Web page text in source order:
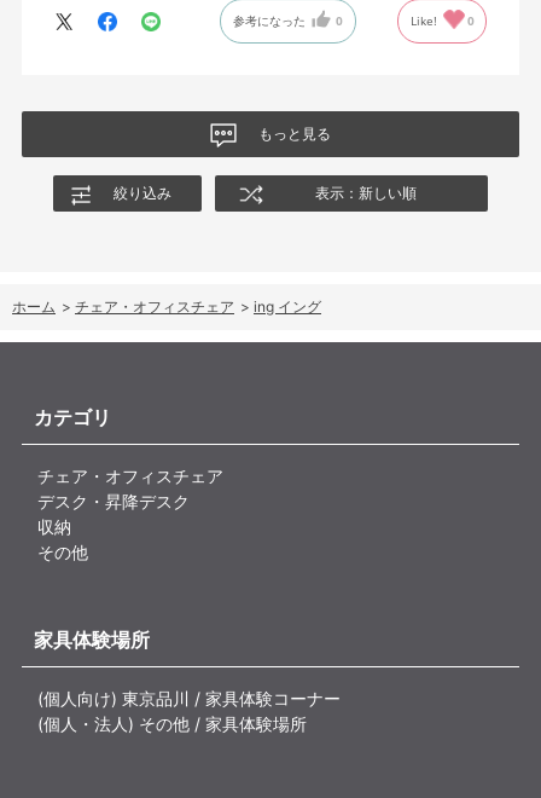
絵を描くのと、ゲームをするためのデスクで使用しているためお
尻についてくるフレキシブルな座面が嬉しい。
参考になった 0 Like! 0
もっと見る
絞り込み 表示：新しい順
ホーム > チェア・オフィスチェア > ing イング
カテゴリ
チェア・オフィスチェア
デスク・昇降デスク
収納
その他
家具体験場所
(個人向け) 東京品川 / 家具体験コーナー
(個人・法人) その他 / 家具体験場所